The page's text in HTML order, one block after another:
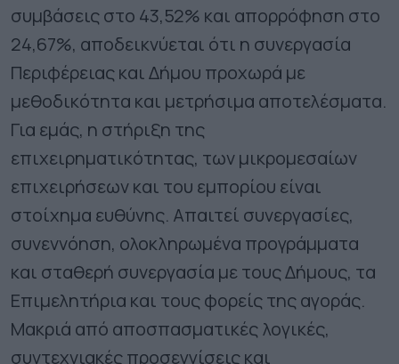
συμβάσεις στο 43,52% και απορρόφηση στο
24,67%, αποδεικνύεται ότι η συνεργασία
Περιφέρειας και Δήμου προχωρά με
μεθοδικότητα και μετρήσιμα αποτελέσματα.
Για εμάς, η στήριξη της
επιχειρηματικότητας, των μικρομεσαίων
επιχειρήσεων και του εμπορίου είναι
στοίχημα ευθύνης. Απαιτεί συνεργασίες,
συνεννόηση, ολοκληρωμένα προγράμματα
και σταθερή συνεργασία με τους Δήμους, τα
Επιμελητήρια και τους φορείς της αγοράς.
Μακριά από αποσπασματικές λογικές,
συντεχνιακές προσεγγίσεις και